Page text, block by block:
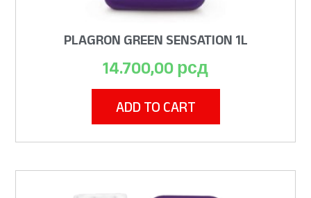
PLAGRON GREEN SENSATION 1L
14.700,00 рсд
ADD TO CART